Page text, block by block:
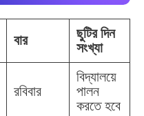
বার ছুটির দিন
সংখ্যা
রবিবার
বিদ্যালয়ে
পালন
করতে হবে